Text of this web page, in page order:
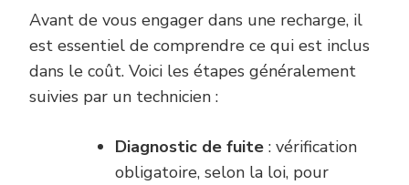
Avant de vous engager dans une recharge, il
est essentiel de comprendre ce qui est inclus
dans le coût. Voici les étapes généralement
suivies par un technicien :
Diagnostic de fuite : vérification
obligatoire, selon la loi, pour